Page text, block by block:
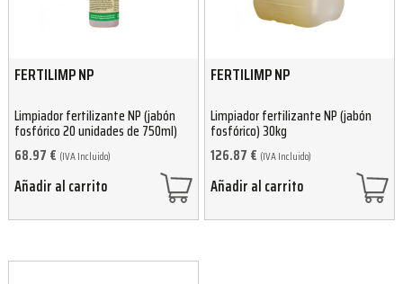
FERTILIMP NP
Limpiador fertilizante NP (jabón
fosfórico 20 unidades de 750ml)
68.97 € (IVA Incluido)
Añadir al carrito
FERTILIMP NP
Limpiador fertilizante NP (jabón
fosfórico) 30kg
126.87 € (IVA Incluido)
Añadir al carrito